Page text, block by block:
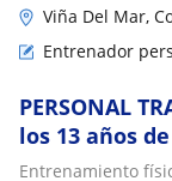
Viña Del Mar,
Entrenador
PERSONAL
los 13 años
Entrenamiento